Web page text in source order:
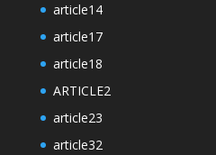
article14
article17
article18
ARTICLE2
article23
article32